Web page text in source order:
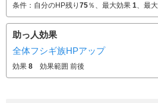
条件：自分のHP残り 75％、最大効果 1、最
助っ人効果
全体フシギ族HPアップ
効果 8 効果範囲 前後